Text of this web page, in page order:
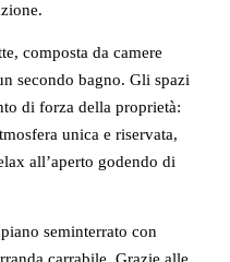
composta da camere
secondo bagno. Gli spazi
di forza della proprietà:
unica e riservata,
all’aperto godendo di
seminterrato con